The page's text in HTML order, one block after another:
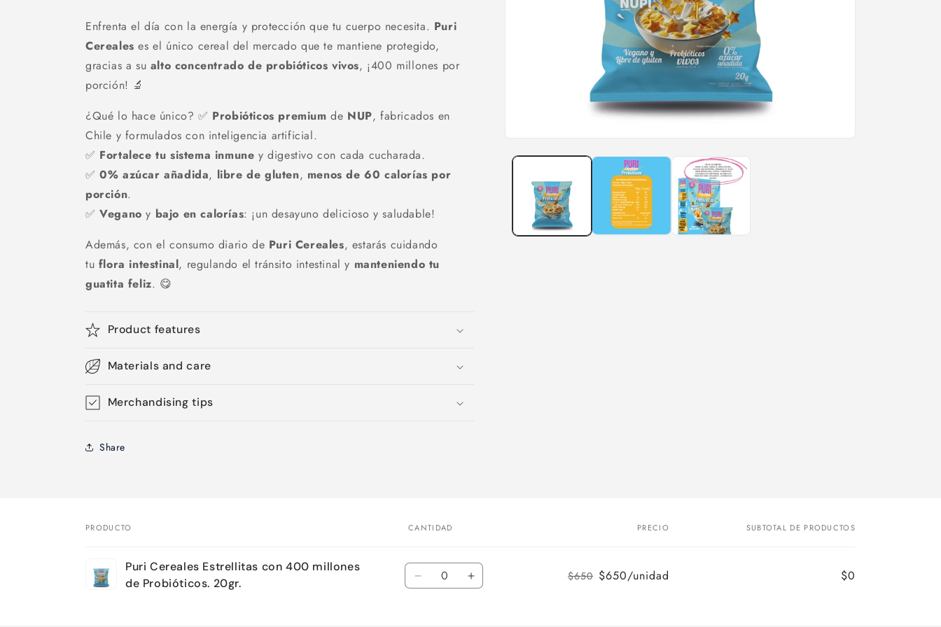
elemento
multimedia
ventana
Enfrenta el día con la energía y protección que tu cuerpo necesita. Puri
Cereales es el único cereal del mercado que te mantiene protegido,
gracias a su alto concentrado de probióticos vivos, ¡400 millones por
porción! 🔬
¿Qué lo hace único? ✅ Probióticos premium de NUP, fabricados en
Chile y formulados con inteligencia artificial.
✅ Fortalece tu sistema inmune y digestivo con cada cucharada.
✅ 0% azúcar añadida, libre de gluten, menos de 60 calorías por
porción.
✅ Vegano y bajo en calorías: ¡un desayuno delicioso y saludable!
Además, con el consumo diario de Puri Cereales, estarás cuidando
tu flora intestinal, regulando el tránsito intestinal y manteniendo tu
guatita feliz. 😋
Product features
Materials and care
Merchandising tips
Share
carrito
PRODUCTO CANTIDAD PRECIO SUBTOTAL DE PRODUCTOS
Puri Cereales Estrellitas con 400 millones
de Probióticos. 20gr.
Cantidad
Reducir
Aumentar
$650 $650/unidad
$0